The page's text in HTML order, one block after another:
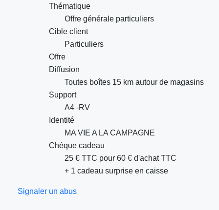
Thématique
Offre générale particuliers
Cible client
Particuliers
Offre
Diffusion
Toutes boîtes 15 km autour de magasins
Support
A4 -RV
Identité
MA VIE A LA CAMPAGNE
Chèque cadeau
25 € TTC pour 60 € d'achat TTC
+ 1 cadeau surprise en caisse
Signaler un abus